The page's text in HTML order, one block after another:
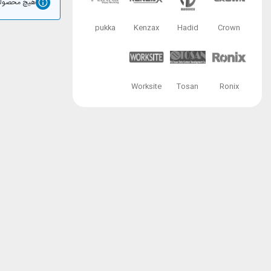
هیچ
Crown
Hadid
Kenzax
pukka
Ronix
Tosan
Worksite